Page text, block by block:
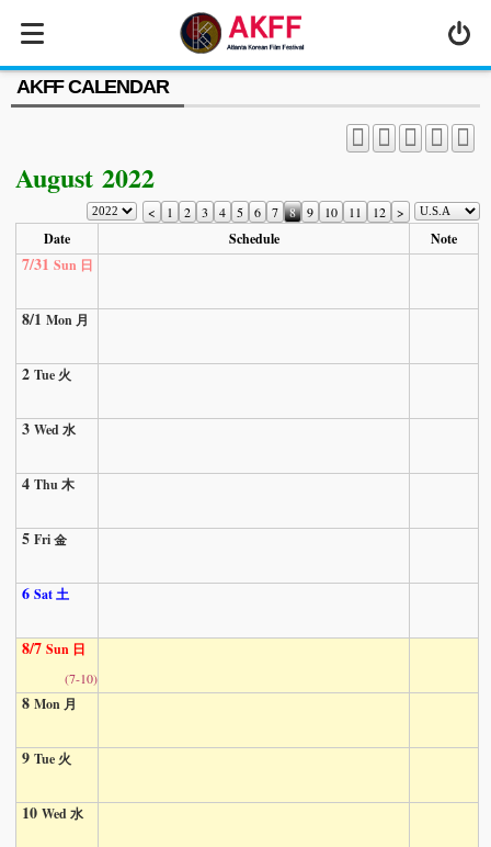
AKFF CALENDAR
August 2022
< 1 2 3 4 5 6 7 8 9 10 11 12 >
Date Schedule Note
7/31 Sun 日
8/1 Mon 月
2 Tue 火
3 Wed 水
4 Thu 木
5 Fri 金
6 Sat 土
8/7 Sun 日
(7-10)
8 Mon 月
9 Tue 火
10 Wed 水
MENU
ABOUT US
PRESS/MEDIA
JOIN & SUPPORT
CALENDAR
HISTORY